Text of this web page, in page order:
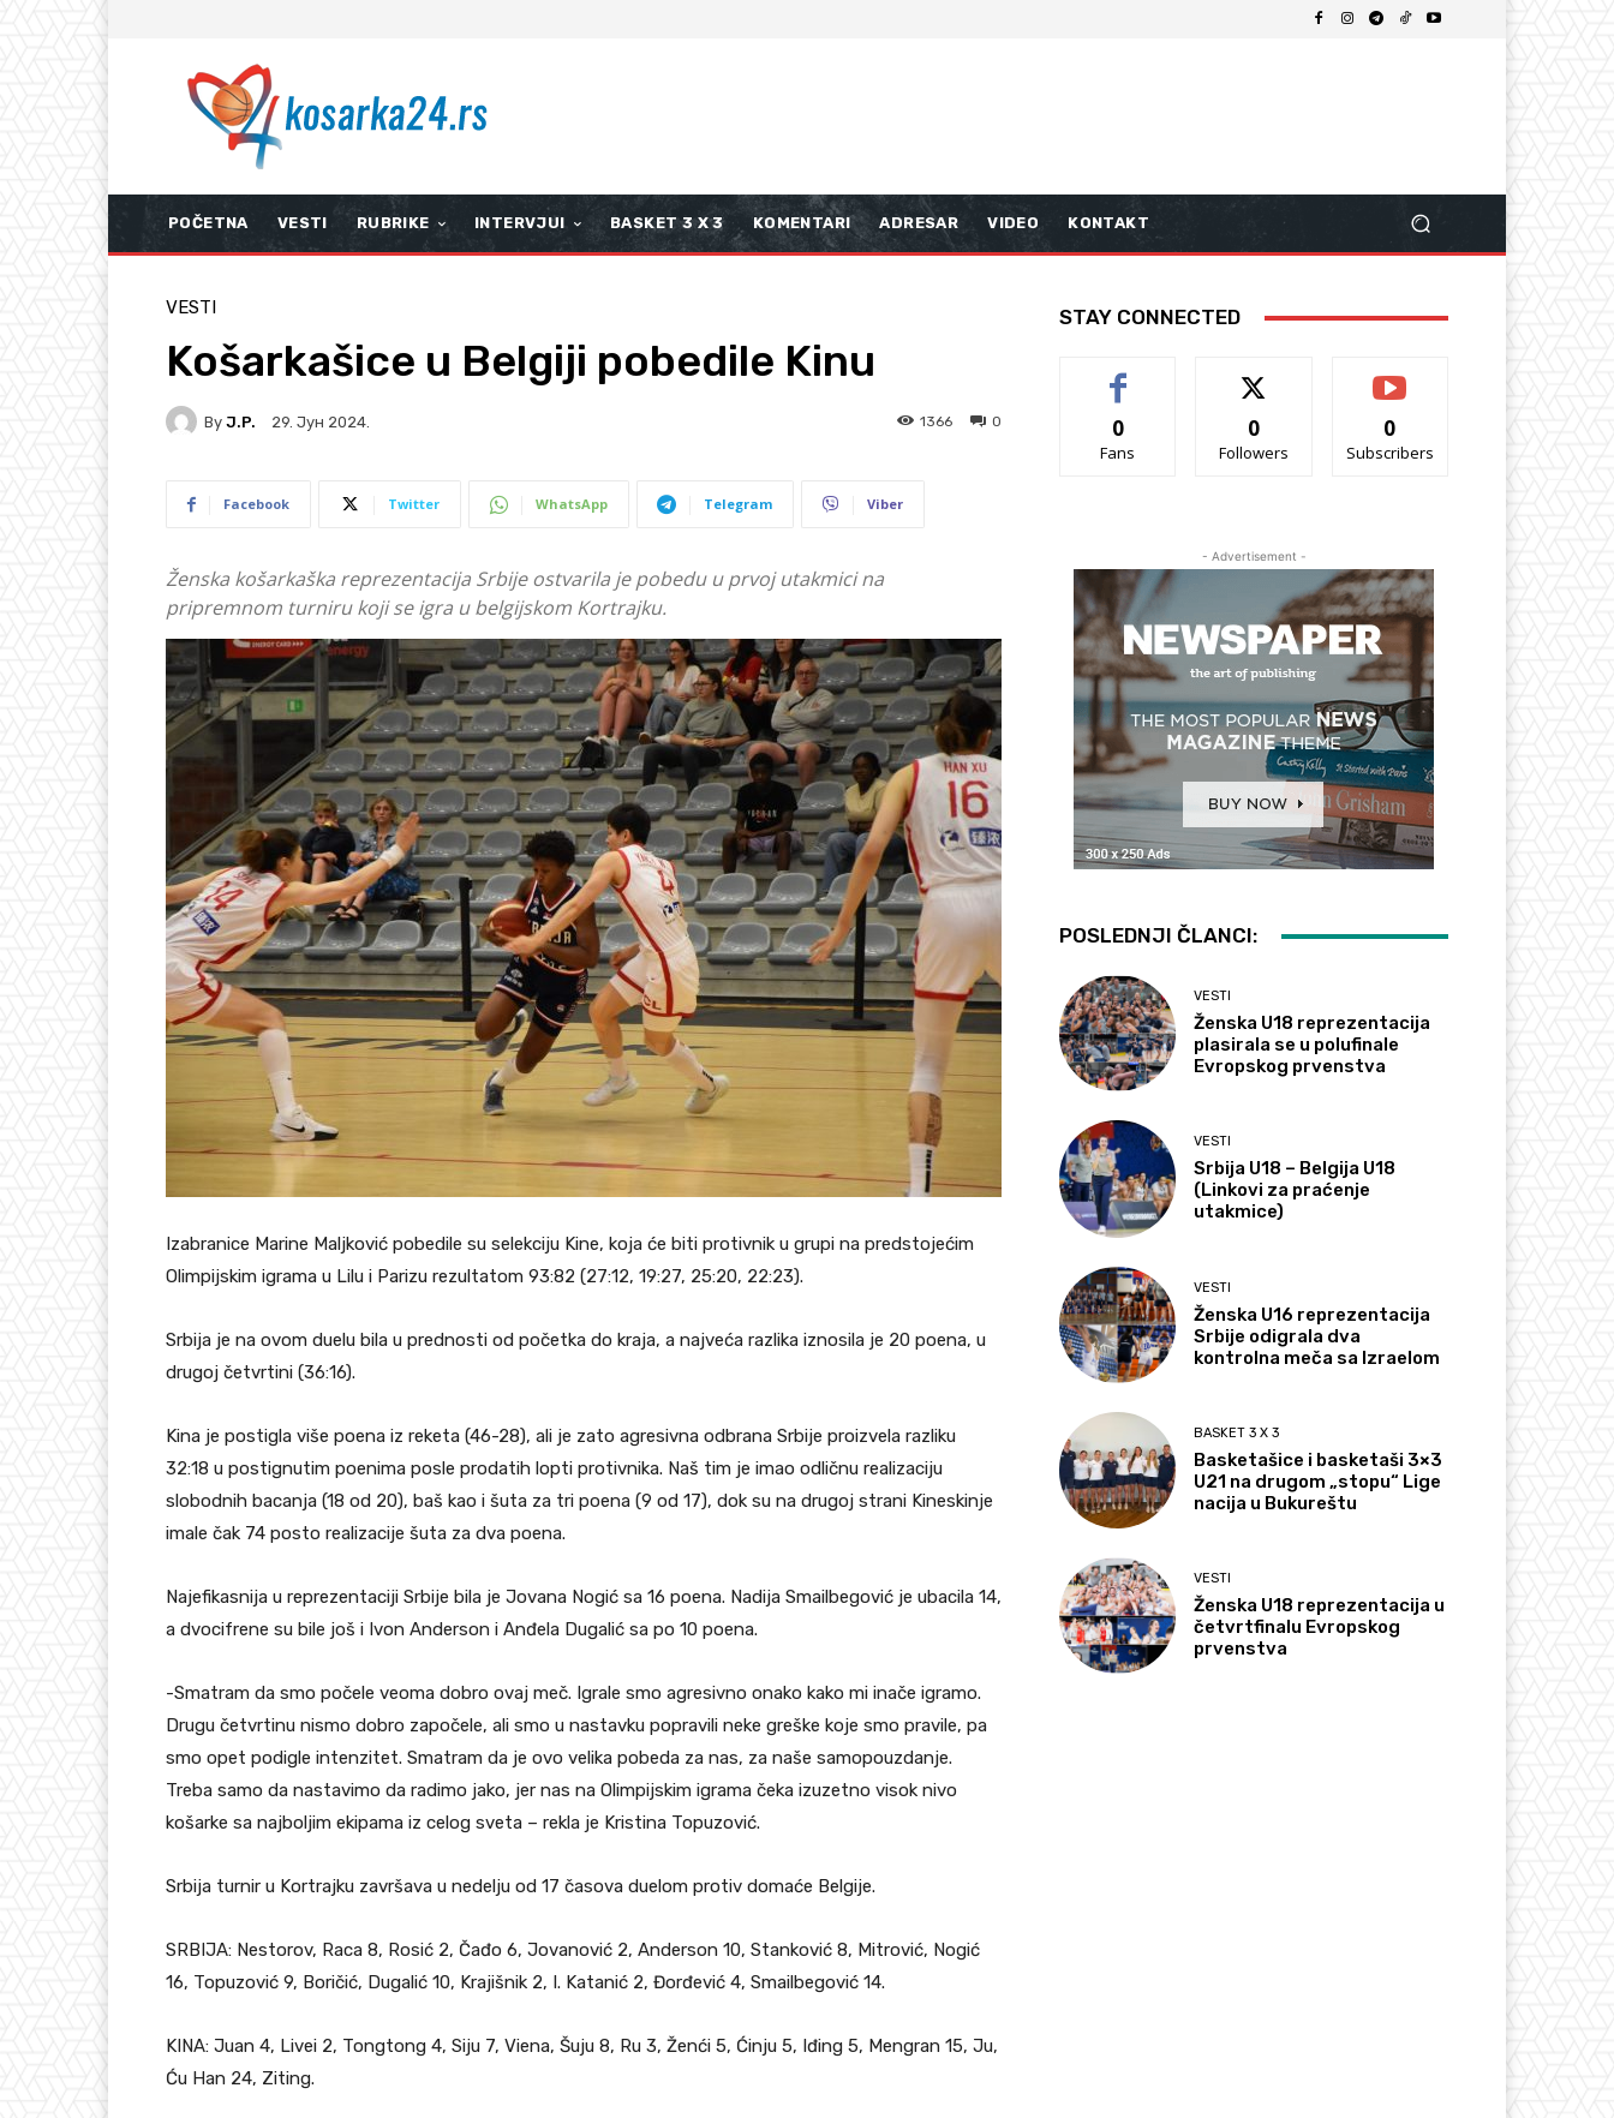
POČETNA VESTI RUBRIKE INTERVJUI BASKET 3 X 3 KOMENTARI ADRESAR VIDEO KONTAKT
VESTI
Košarkašice u Belgiji pobedile Kinu
By J.P. 29. Јун 2024. 0
1366
Facebook Twitter WhatsApp Telegram Viber
Ženska košarkaška reprezentacija Srbije ostvarila je pobedu u prvoj utakmici na
pripremnom turniru koji se igra u belgijskom Kortrajku.
Izabranice Marine Maljković pobedile su selekciju Kine, koja će biti protivnik u grupi na predstojećim
Olimpijskim igrama u Lilu i Parizu rezultatom 93:82 (27:12, 19:27, 25:20, 22:23).
Srbija je na ovom duelu bila u prednosti od početka do kraja, a najveća razlika iznosila je 20 poena, u
drugoj četvrtini (36:16).
Kina je postigla više poena iz reketa (46-28), ali je zato agresivna odbrana Srbije proizvela razliku
32:18 u postignutim poenima posle prodatih lopti protivnika. Naš tim je imao odličnu realizaciju
slobodnih bacanja (18 od 20), baš kao i šuta za tri poena (9 od 17), dok su na drugoj strani Kineskinje
imale čak 74 posto realizacije šuta za dva poena.
Najefikasnija u reprezentaciji Srbije bila je Jovana Nogić sa 16 poena. Nadija Smailbegović je ubacila 14,
a dvocifrene su bile još i Ivon Anderson i Anđela Dugalić sa po 10 poena.
-Smatram da smo počele veoma dobro ovaj meč. Igrale smo agresivno onako kako mi inače igramo.
Drugu četvrtinu nismo dobro započele, ali smo u nastavku popravili neke greške koje smo pravile, pa
smo opet podigle intenzitet. Smatram da je ovo velika pobeda za nas, za naše samopouzdanje.
Treba samo da nastavimo da radimo jako, jer nas na Olimpijskim igrama čeka izuzetno visok nivo
košarke sa najboljim ekipama iz celog sveta – rekla je Kristina Topuzović.
Srbija turnir u Kortrajku završava u nedelju od 17 časova duelom protiv domaće Belgije.
SRBIJA: Nestorov, Raca 8, Rosić 2, Čađo 6, Jovanović 2, Anderson 10, Stanković 8, Mitrović, Nogić
16, Topuzović 9, Boričić, Dugalić 10, Krajišnik 2, I. Katanić 2, Đorđević 4, Smailbegović 14.
KINA: Juan 4, Livei 2, Tongtong 4, Siju 7, Viena, Šuju 8, Ru 3, Ženći 5, Ćinju 5, Iđing 5, Mengran 15, Ju,
Ću Han 24, Ziting.
STAY CONNECTED
0
Fans
0
Followers
0
Subscribers
- Advertisement -
POSLEDNJI ČLANCI:
VESTI
Ženska U18 reprezentacija
plasirala se u polufinale
Evropskog prvenstva
VESTI
Srbija U18 – Belgija U18
(Linkovi za praćenje
utakmice)
VESTI
Ženska U16 reprezentacija
Srbije odigrala dva
kontrolna meča sa Izraelom
BASKET 3 X 3
Basketašice i basketaši 3×3
U21 na drugom „stopu“ Lige
nacija u Bukureštu
VESTI
Ženska U18 reprezentacija u
četvrtfinalu Evropskog
prvenstva